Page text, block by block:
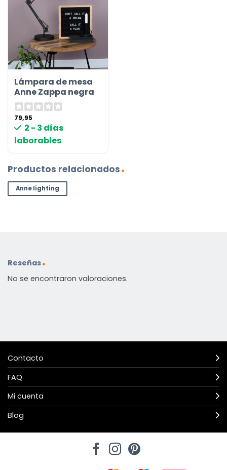
Lámpara de mesa
Anne Zappa negra
79,95
2 - 3 días
laborables
Productos relacionados
Anne lighting
Reseñas
No se encontraron valoraciones.
Contacto
FAQ
Mi cuenta
Blog